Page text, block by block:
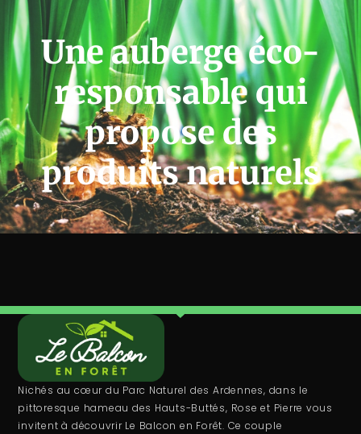
Une auberge éco-
responsable qui
propose des
produits naturels
Nichés au cœur du Parc Naturel des Ardennes, dans le
pittoresque hameau des Hauts-Buttés, Rose et Pierre vous
invitent à découvrir Le Balcon en Forêt. Ce couple